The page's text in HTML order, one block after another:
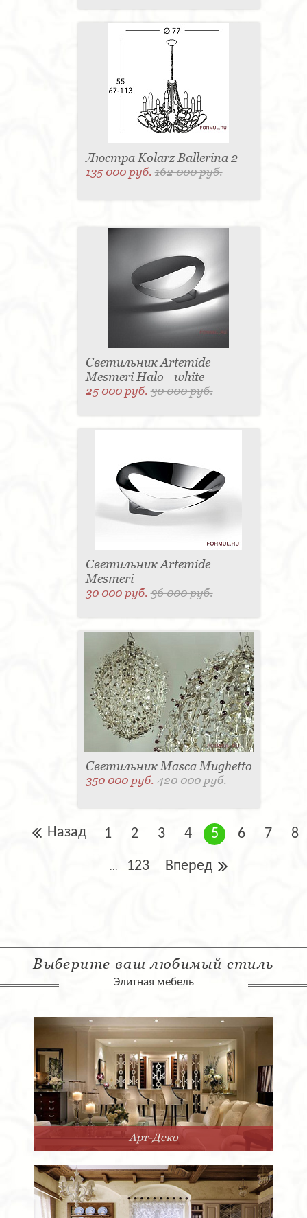
Люстра Kolarz Ballerina 2
135 000 руб.162 000 руб.
Светильник Artemide
Mesmeri Halo - white
25 000 руб.30 000 руб.
Светильник Artemide
Mesmeri
30 000 руб.36 000 руб.
Светильник Masca Mughetto
350 000 руб.420 000 руб.
Назад 1 2 3 4 5 6 7 8
... 123 Вперед
Выберите ваш любимый стиль
Элитная мебель
Арт-Деко